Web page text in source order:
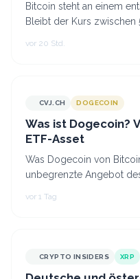
Bitcoin steht an einem
Bleibt der Kurs
vor 20 Std.
CVJ.CHCVJ.CH DOGECOIN
Was ist Dogecoin?
ETF-Asset
Was Dogecoin von
unbegrenzte Angebot
Coins mit eigenem US-
vor 1 Tag
CRYPTO INSIDERS XRP